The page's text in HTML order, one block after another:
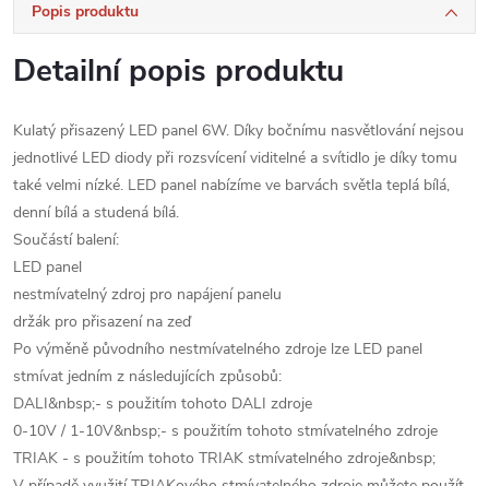
Popis produktu
Detailní popis produktu
Kulatý přisazený LED panel 6W. Díky bočnímu nasvětlování nejsou
jednotlivé LED diody při rozsvícení viditelné a svítidlo je díky tomu
také velmi nízké. LED panel nabízíme ve barvách světla teplá bílá,
denní bílá a studená bílá.
Součástí balení:
LED panel
nestmívatelný zdroj pro napájení panelu
držák pro přisazení na zeď
Po výměně původního nestmívatelného zdroje lze LED panel
stmívat jedním z následujících způsobů:
DALI&nbsp;- s použitím tohoto DALI zdroje
0-10V / 1-10V&nbsp;- s použitím tohoto stmívatelného zdroje
TRIAK - s použitím tohoto TRIAK stmívatelného zdroje&nbsp;